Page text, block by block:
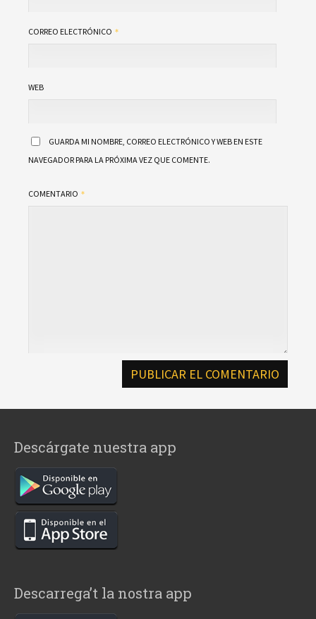
CORREO ELECTRÓNICO
WEB
GUARDA MI NOMBRE, CORREO ELECTRÓNICO Y WEB EN ESTE
NAVEGADOR PARA LA PRÓXIMA VEZ QUE COMENTE.
COMENTARIO
Descárgate nuestra app
Descarrega’t la nostra app